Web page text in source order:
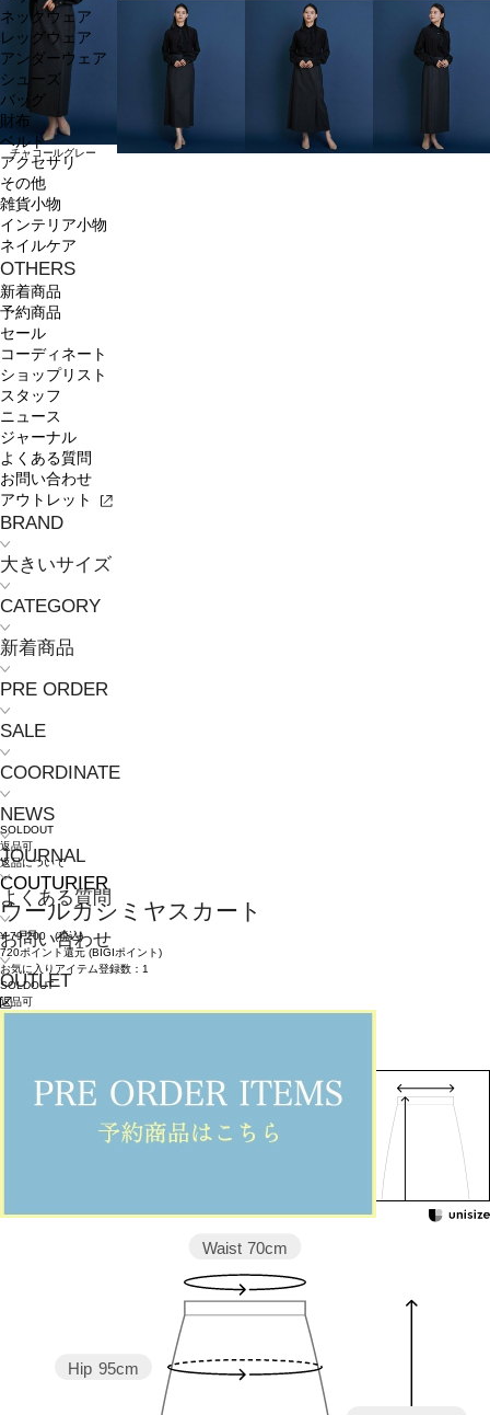
ネックウェア
レッグウェア
アンダーウェア
シューズ
バッグ
財布
ベルト
アクセサリ
その他
雑貨小物
インテリア小物
ネイルケア
OTHERS
新着商品
予約商品
セール
コーディネート
ショップリスト
スタッフ
ニュース
ジャーナル
よくある質問
お問い合わせ
アウトレット
BRAND
大きいサイズ
CATEGORY
新着商品
PRE ORDER
SALE
COORDINATE
NEWS
JOURNAL
よくある質問
お問い合わせ
OUTLET
チャコールグレー
SOLDOUT
返品可
返品について
COUTURIER
ウールカシミヤスカート
¥ 79,200
(税込)
720ポイント還元 (BIGIポイント)
お気に入りアイテム登録数： 1
SOLDOUT
返品可
返品について
158cm 51kgRecommended
38
Hip 95cm
Waist 70cm